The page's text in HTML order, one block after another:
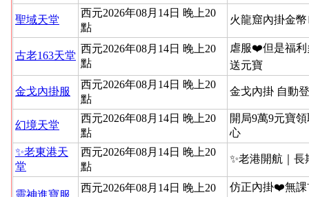
聖域天堂
西元2026年08月14日 晚上20
點
火龍窟內掛金
古老163天堂
西元2026年08月14日 晚上20
點
虐服❤️但是福
送元寶
金戈內掛服
西元2026年08月14日 晚上20
點
金戈內掛 自動
幻境天堂
西元2026年08月14日 晚上20
點
開局9萬9元寶
心
✨老東港天
堂
西元2026年08月14日 晚上20
點
✨老港開航｜長
靈神進寶服
西元2026年08月14日 晚上20
仿正內掛❤️無